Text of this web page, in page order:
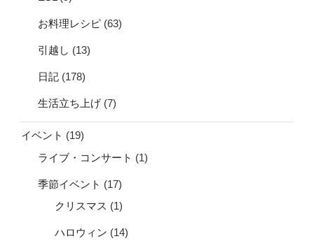
お料理レシピ (63)
引越し (13)
日記 (178)
生活立ち上げ (7)
イベント (19)
ライブ・コンサート (1)
季節イベント (17)
クリスマス (1)
ハロウィン (14)